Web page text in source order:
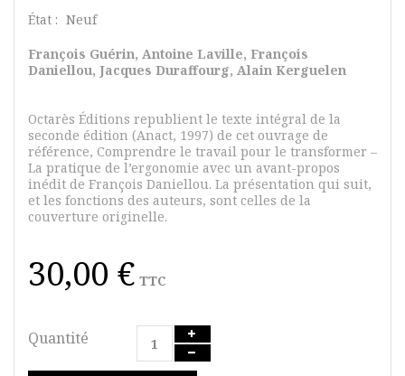
État : Neuf
François Guérin, Antoine Laville, François
Daniellou, Jacques Duraffourg, Alain Kerguelen
Octarès Éditions republient le texte intégral de la
seconde édition (Anact, 1997) de cet ouvrage de
référence, Comprendre le travail pour le transformer –
La pratique de l’ergonomie avec un avant-propos
inédit de François Daniellou. La présentation qui suit,
et les fonctions des auteurs, sont celles de la
couverture originelle.
30,00 € TTC
Quantité